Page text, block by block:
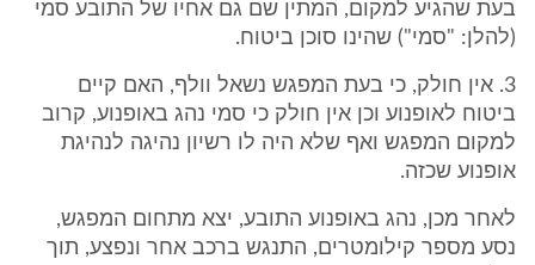
בעת שהגיע למקום, המתין שם גם אחיו של התובע סמי
(להלן: "סמי") שהינו סוכן ביטוח.
3. אין חולק, כי בעת המפגש נשאל וולף, האם קיים
ביטוח לאופנוע וכן אין חולק כי סמי נהג באופנוע, קרוב
למקום המפגש ואף שלא היה לו רשיון נהיגה לנהיגת
אופנוע שכזה.
לאחר מכן, נהג באופנוע התובע, יצא מתחום המפגש,
נסע מספר קילומטרים, התנגש ברכב אחר ונפצע, תוך